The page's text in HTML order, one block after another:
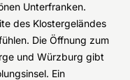
Unterfranken.
des Klostergeländes
Die Öffnung zum
und Würzburg gibt
Ein